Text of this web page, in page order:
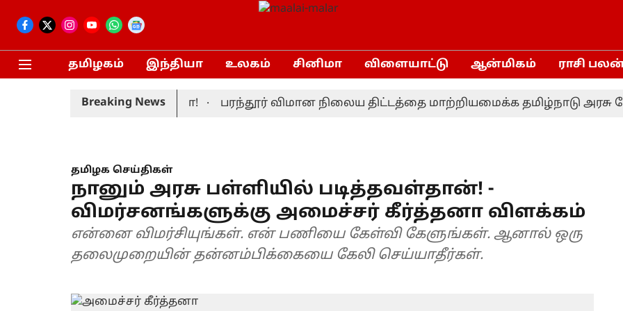
தமிழகம் இந்தியா உலகம் சினிமா விளையாட்டு ஆன்மிகம் ராசி
Breaking News
மனைவி சங்கீதா! பரந்தூர் விமான நிலைய திட்டத்தை மாற்றியமைக்க தமிழ்நாடு அரசு
தமிழக செய்திகள்
நானும் அரசு பள்ளியில் படித்தவள்தான்! -
விமர்சனங்களுக்கு அமைச்சர் கீர்த்தனா விளக்கம்
என்னை விமர்சியுங்கள். என் பணியை கேள்வி கேளுங்கள். ஆனால் ஒரு
தலைமுறையின் தன்னம்பிக்கையை கேலி செய்யாதீர்கள்.